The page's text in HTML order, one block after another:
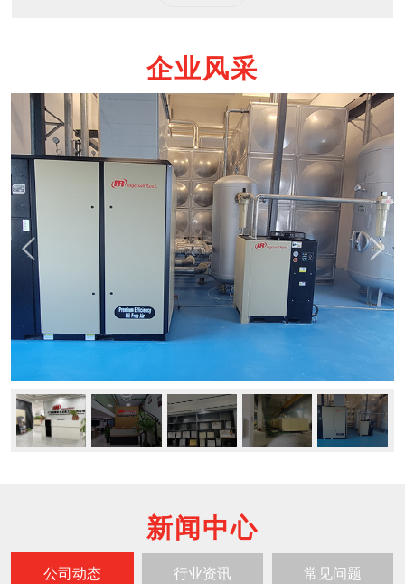
企业风采
新闻中心
公司动态 行业资讯 常见问题